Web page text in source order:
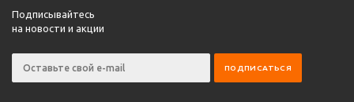
Подписывайтесь
на новости и акции